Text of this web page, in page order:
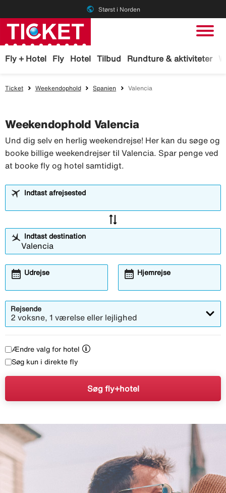
public Størst i Norden
Fly + Hotel Fly Hotel Tilbud Rundture & aktiviteter
Ticket Weekendophold Spanien Valencia
Weekendophold Valencia
Und dig selv en herlig weekendrejse! Her kan du søge og
booke billige weekendrejser til Valencia. Spar penge ved
at booke fly og hotel samtidigt.
Indtast afrejsested
sync_alt
Indtast destination
Udrejse
calendar_month Hjemrejse
calendar_month
Rejsende
2 voksne, 1 værelse eller lejlighed
Ændre valg for hotel
Søg kun i direkte fly
Søg fly+hotel